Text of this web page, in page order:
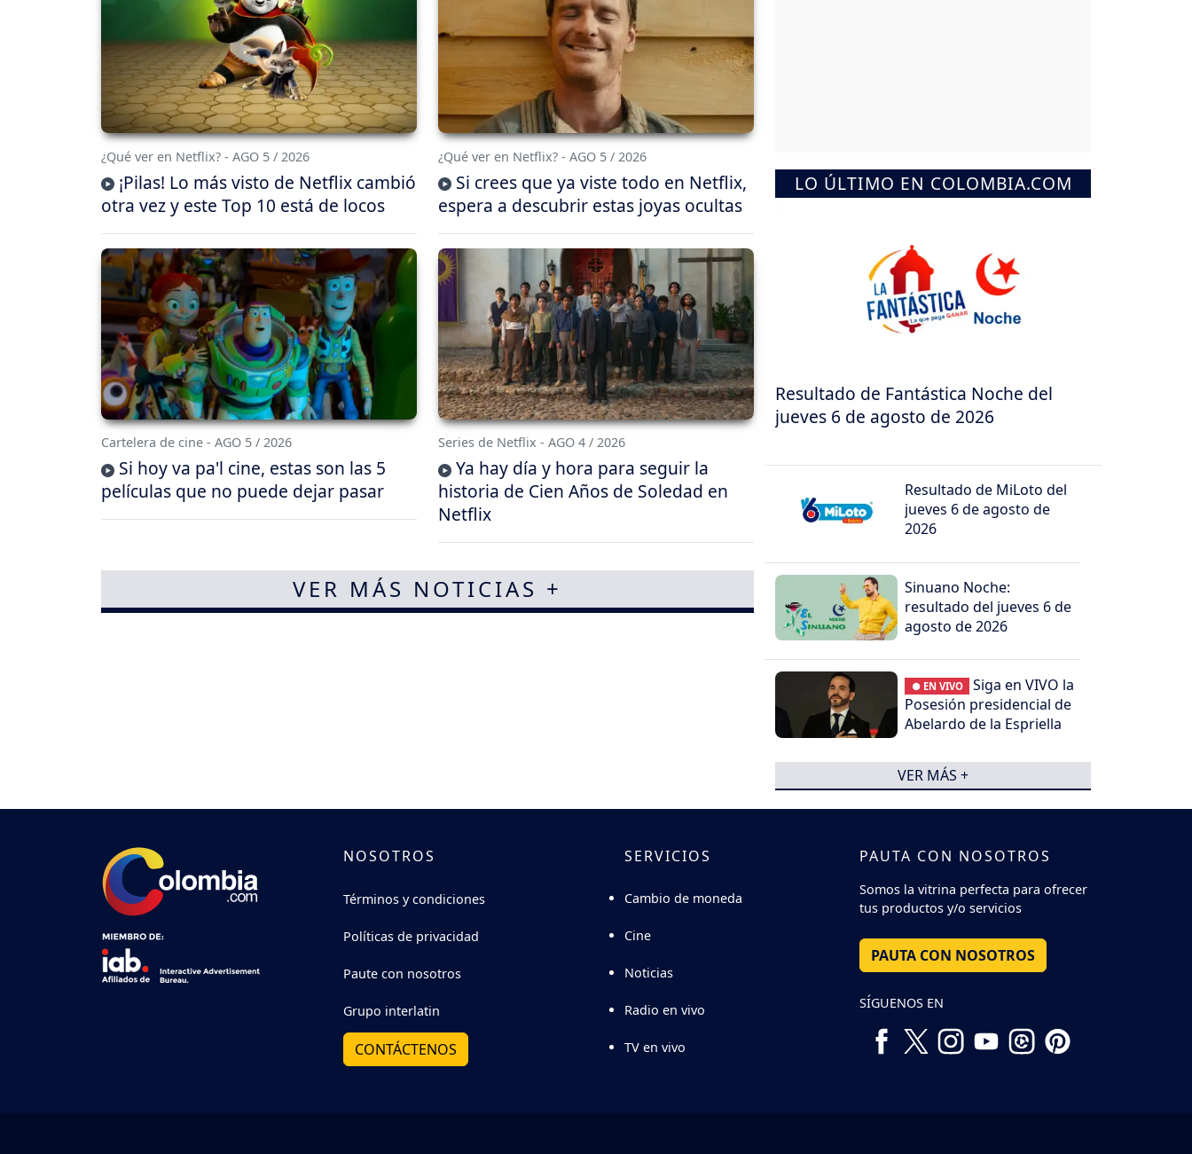
¿Qué ver en Netflix? - AGO 5 / 2026
¡Pilas! Lo más visto de Netflix cambió
otra vez y este Top 10 está de locos
¿Qué ver en Netflix? - AGO 5 / 2026
Si crees que ya viste todo en Netflix,
espera a descubrir estas joyas ocultas
Cartelera de cine - AGO 5 / 2026
Si hoy va pa'l cine, estas son las 5
películas que no puede dejar pasar
Series de Netflix - AGO 4 / 2026
Ya hay día y hora para seguir la
historia de Cien Años de Soledad en
Netflix
VER MÁS NOTICIAS +
LO ÚLTIMO EN COLOMBIA.COM
Resultado de Fantástica Noche del
jueves 6 de agosto de 2026
Resultado de MiLoto del
jueves 6 de agosto de
2026
Sinuano Noche:
resultado del jueves 6 de
agosto de 2026
● EN VIVO
Siga en VIVO la
Posesión presidencial de
Abelardo de la Espriella
VER MÁS +
NOSOTROS
Términos y condiciones
Políticas de privacidad
Paute con nosotros
Grupo interlatin
CONTÁCTENOS
SERVICIOS
Cambio de moneda
Cine
Noticias
Radio en vivo
TV en vivo
PAUTA CON NOSOTROS
Somos la vitrina perfecta para ofrecer
tus productos y/o servicios
PAUTA CON NOSOTROS
SÍGUENOS EN